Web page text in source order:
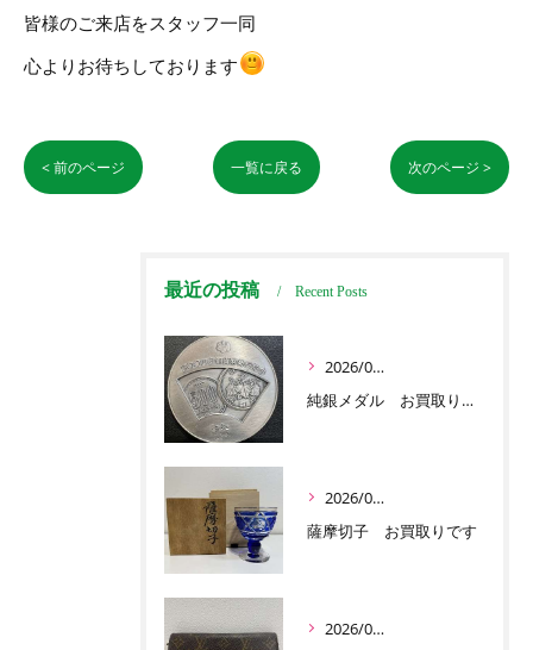
皆様のご来店をスタッフ一同
心よりお待ちしております
< 前のページ 一覧に戻る 次のページ >
最近の投稿 Recent Posts
2026/07/03
純銀メダル お買取りです
2026/07/01
薩摩切子 お買取りです
2026/06/30